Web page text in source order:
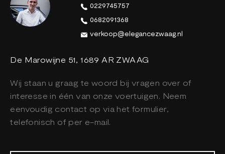
0229745757
0682091368
verkoop@elegancezwaag.nl
De Marowijne 51, 1689 AR ZWAAG
Wij staan u graag te woord bij vragen over of
interesse in één van onze voertuigen. Neem
eenvoudig contact op via het formulier,
telefonisch of per e-mail.